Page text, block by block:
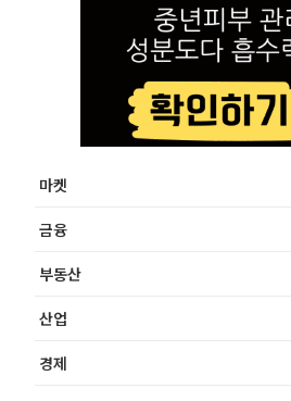
마켓
금융
부동산
산업
경제